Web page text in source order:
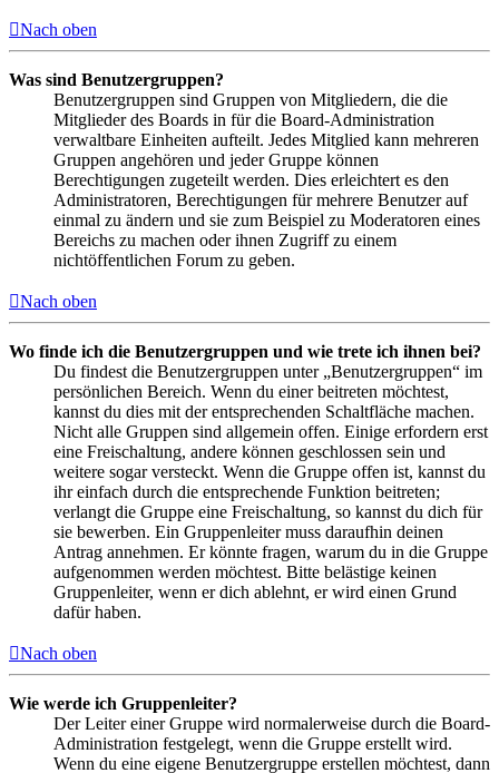
Nach oben
Was sind Benutzergruppen?
Benutzergruppen sind Gruppen von Mitgliedern, die die
Mitglieder des Boards in für die Board-Administration
verwaltbare Einheiten aufteilt. Jedes Mitglied kann mehreren
Gruppen angehören und jeder Gruppe können
Berechtigungen zugeteilt werden. Dies erleichtert es den
Administratoren, Berechtigungen für mehrere Benutzer auf
einmal zu ändern und sie zum Beispiel zu Moderatoren eines
Bereichs zu machen oder ihnen Zugriff zu einem
nichtöffentlichen Forum zu geben.
Nach oben
Wo finde ich die Benutzergruppen und wie trete ich ihnen bei?
Du findest die Benutzergruppen unter „Benutzergruppen“ im
persönlichen Bereich. Wenn du einer beitreten möchtest,
kannst du dies mit der entsprechenden Schaltfläche machen.
Nicht alle Gruppen sind allgemein offen. Einige erfordern erst
eine Freischaltung, andere können geschlossen sein und
weitere sogar versteckt. Wenn die Gruppe offen ist, kannst du
ihr einfach durch die entsprechende Funktion beitreten;
verlangt die Gruppe eine Freischaltung, so kannst du dich für
sie bewerben. Ein Gruppenleiter muss daraufhin deinen
Antrag annehmen. Er könnte fragen, warum du in die Gruppe
aufgenommen werden möchtest. Bitte belästige keinen
Gruppenleiter, wenn er dich ablehnt, er wird einen Grund
dafür haben.
Nach oben
Wie werde ich Gruppenleiter?
Der Leiter einer Gruppe wird normalerweise durch die Board-
Administration festgelegt, wenn die Gruppe erstellt wird.
Wenn du eine eigene Benutzergruppe erstellen möchtest, dann